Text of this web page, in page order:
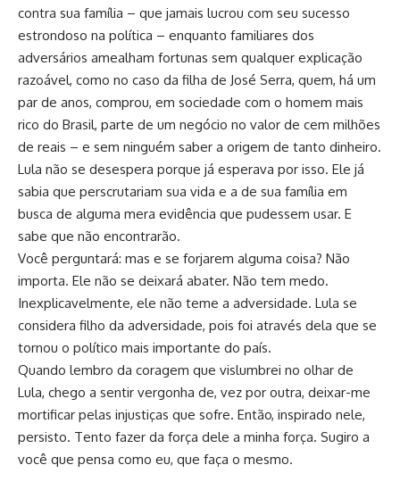
contra sua família – que jamais lucrou com seu sucesso
estrondoso na política – enquanto familiares dos
adversários amealham fortunas sem qualquer explicação
razoável, como no caso da filha de José Serra, quem, há um
par de anos, comprou, em sociedade com o homem mais
rico do Brasil, parte de um negócio no valor de cem milhões
de reais – e sem ninguém saber a origem de tanto dinheiro.
Lula não se desespera porque já esperava por isso. Ele já
sabia que perscrutariam sua vida e a de sua família em
busca de alguma mera evidência que pudessem usar. E
sabe que não encontrarão.
Você perguntará: mas e se forjarem alguma coisa? Não
importa. Ele não se deixará abater. Não tem medo.
Inexplicavelmente, ele não teme a adversidade. Lula se
considera filho da adversidade, pois foi através dela que se
tornou o político mais importante do país.
Quando lembro da coragem que vislumbrei no olhar de
Lula, chego a sentir vergonha de, vez por outra, deixar-me
mortificar pelas injustiças que sofre. Então, inspirado nele,
persisto. Tento fazer da força dele a minha força. Sugiro a
você que pensa como eu, que faça o mesmo.